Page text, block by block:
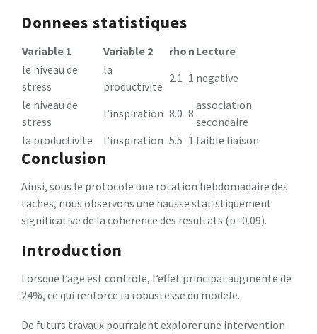
Donnees statistiques
Variable 1 Variable 2 rho n Lecture
le niveau de
stress
la
productivite
2.1 1 negative
le niveau de
stress
l’inspiration 8.0 8
association
secondaire
la productivite
l’inspiration 5.5 1 faible liaison
Conclusion
Ainsi, sous le protocole une rotation hebdomadaire des
taches, nous observons une hausse statistiquement
significative de la coherence des resultats (p=0.09).
Introduction
Lorsque l’age est controle, l’effet principal augmente de
24%, ce qui renforce la robustesse du modele.
De futurs travaux pourraient explorer une intervention